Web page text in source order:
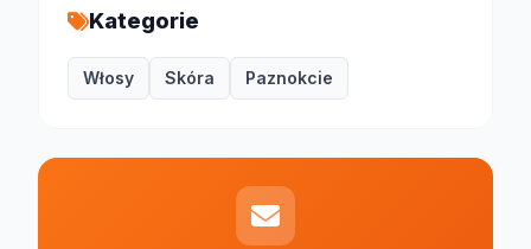
Kategorie
Włosy Skóra Paznokcie